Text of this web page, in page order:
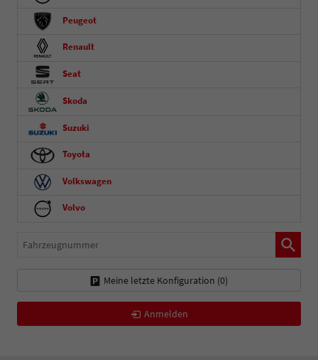
Peugeot
Renault
Seat
Skoda
Suzuki
Toyota
Volkswagen
Volvo
Fahrzeugnummer
Meine letzte Konfiguration (0)
Anmelden